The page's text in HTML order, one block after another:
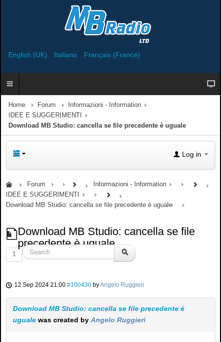
English (UK) Italiano Français (France)
Home Forum
Informazioni - Information
IDEE E SUGGERIMENTI
Download MB Studio: cancella se file precedente è uguale
Log in
Forum
Informazioni - Information
IDEE E SUGGERIMENTI
Download MB Studio: cancella se file precedente è uguale
Download MB Studio: cancella se file
precedente è uguale
1
12 Sep 2024 21:00 #100430 byAngelo Ruggieri
Download MB Studio: cancella se file precedente è
uguale was created by Angelo Ruggieri